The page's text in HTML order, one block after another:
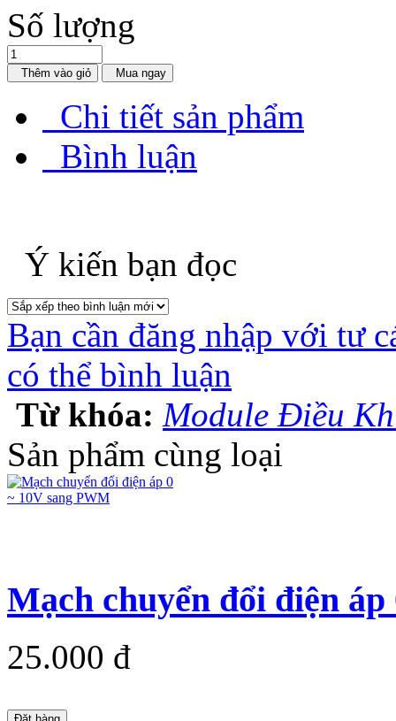
Số lượng
Thêm vào giỏ Mua ngay
Chi tiết sản phẩm
Bình luận
Ý kiến bạn đọc
Bạn cần đăng nhập với tư
có thể bình luận
Từ khóa: Module Điều
Sản phẩm cùng loại
Mạch chuyển đổi điện
25.000 đ